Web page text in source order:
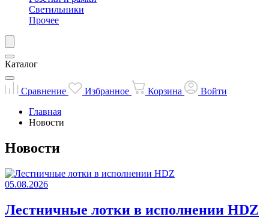
Светильники
Прочее
Каталог
Сравнение Избранное Корзина
Войти
Главная
Новости
Новости
05.08.2026
Лестничные лотки в исполнении HDZ